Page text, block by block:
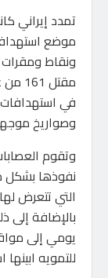
تمدد إيراني
موضع
ونقاط
في
وصواريخ
وتقوم
نفوذها بشكل
التي تتعرض
بالإضافة
يومي إلى
للتمويه